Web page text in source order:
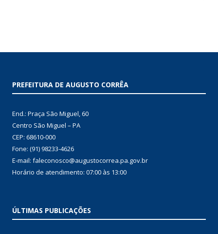
PREFEITURA DE AUGUSTO CORRÊA
End.: Praça São Miguel, 60
Centro São Miguel – PA
CEP: 68610-000
Fone: (91) 98233-4626
E-mail: faleconosco@augustocorrea.pa.gov.br
Horário de atendimento: 07:00 às 13:00
ÚLTIMAS PUBLICAÇÕES